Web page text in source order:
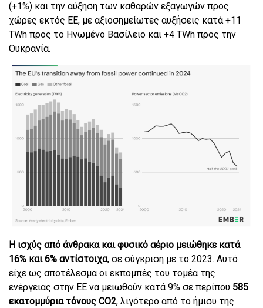
(+1%) και την αύξηση των καθαρών εξαγωγών προς
χώρες εκτός ΕΕ, με αξιοσημείωτες αυξήσεις κατά +11
TWh προς το Ηνωμένο Βασίλειο και +4 TWh προς την
Ουκρανία.
Η ισχύς από άνθρακα και φυσικό αέριο μειώθηκε κατά
16% και 6% αντίστοιχα, σε σύγκριση με το 2023. Αυτό
είχε ως αποτέλεσμα οι εκπομπές του τομέα της
ενέργειας στην ΕΕ να μειωθούν κατά 9% σε περίπου 585
εκατομμύρια τόνους CO2, λιγότερο από το ήμισυ της